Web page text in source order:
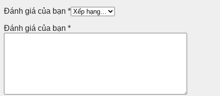
Đánh giá của bạn *
Đánh giá của bạn *